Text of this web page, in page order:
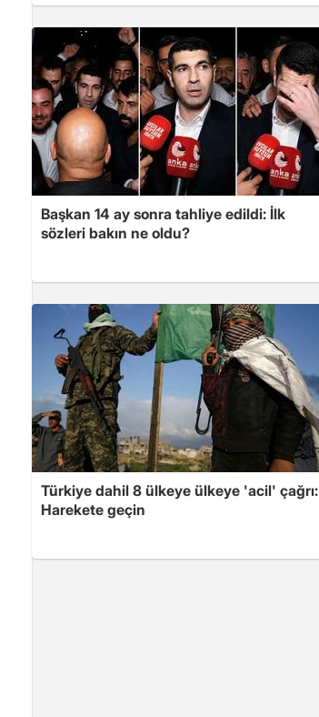
Başkan 14 ay sonra tahliye edildi: İlk
sözleri bakın ne oldu?
Türkiye dahil 8 ülkeye ülkeye 'acil' çağrı:
Harekete geçin